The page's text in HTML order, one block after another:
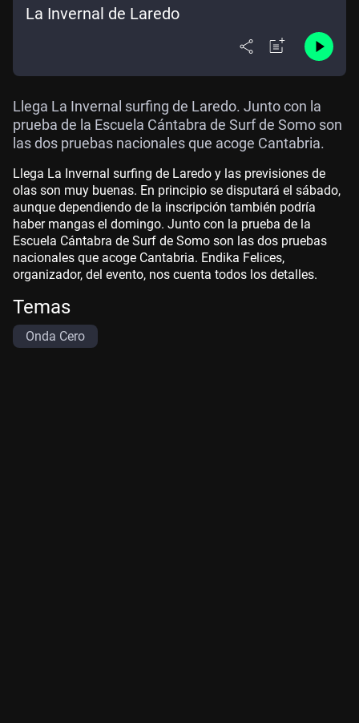
La Invernal de Laredo
Llega La Invernal surfing de Laredo. Junto con la
prueba de la Escuela Cántabra de Surf de Somo son
las dos pruebas nacionales que acoge Cantabria.
Llega La Invernal surfing de Laredo y las previsiones de
olas son muy buenas. En principio se disputará el sábado,
aunque dependiendo de la inscripción también podría
haber mangas el domingo. Junto con la prueba de la
Escuela Cántabra de Surf de Somo son las dos pruebas
nacionales que acoge Cantabria. Endika Felices,
organizador, del evento, nos cuenta todos los detalles.
Temas
Onda Cero